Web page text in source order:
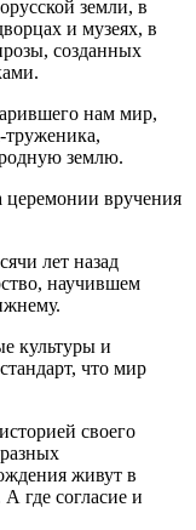
земли, в
и музеях, в
созданных
нам мир,
труженика,
землю.
лет назад
научившем
культуры и
что мир
своего
живут в
А где согласие и